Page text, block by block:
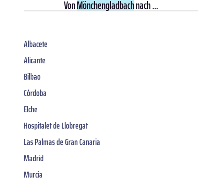
VonMönchengladbachnach ...
Albacete
Alicante
Bilbao
Córdoba
Elche
Hospitalet de Llobregat
Las Palmas de Gran Canaria
Madrid
Murcia